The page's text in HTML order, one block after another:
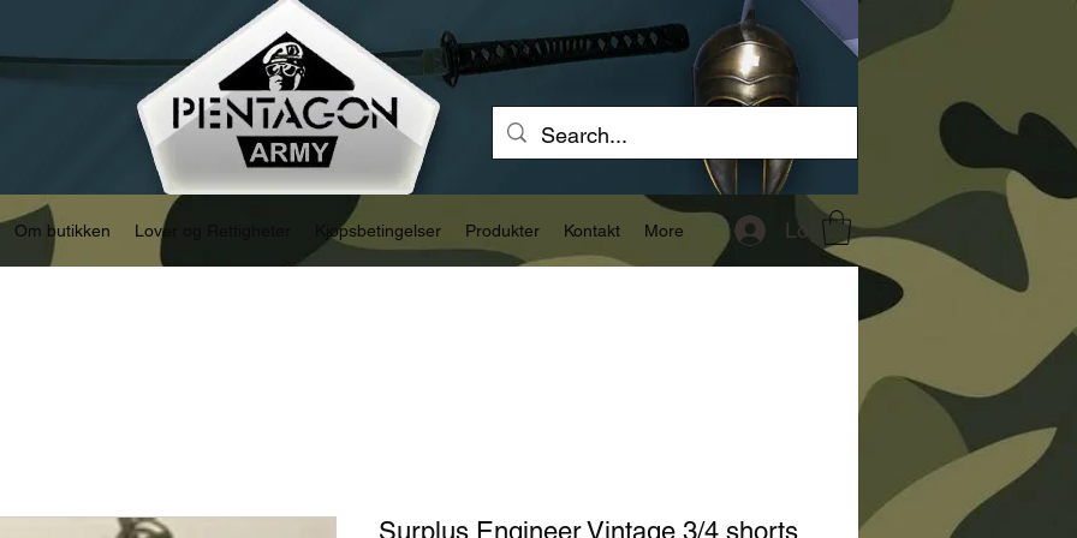
Om butikken Lover og Rettigheter Kjøpsbetingelser Produkter Kontakt More Logg inn
Surplus Engineer Vintage 3/4 shorts,